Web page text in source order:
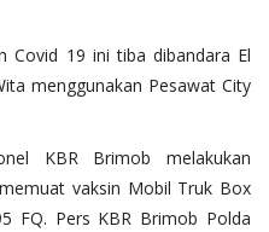
Covid 19 ini tiba dibandara El
menggunakan Pesawat City
KBR Brimob melakukan
vaksin Mobil Truk Box
FQ. Pers KBR Brimob Polda